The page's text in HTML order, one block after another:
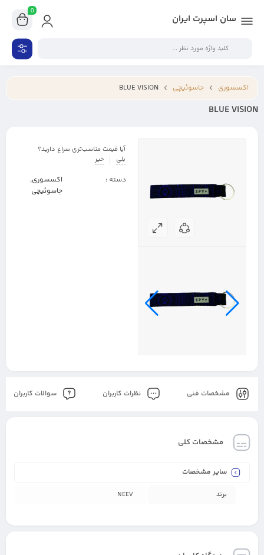
سان اسپرت ایران
0
اکسسوری جاسوئیچی BLUE VISION
BLUE VISION
آیا قیمت مناسب‌تری سراغ دارید؟
بلی
خیر
دسته : اکسسوری,
جاسوئیچی
مشخصات فنی نظرات کاربران سوالات کاربران
مشخصات کلی
سایر مشخصات
برند NEEV